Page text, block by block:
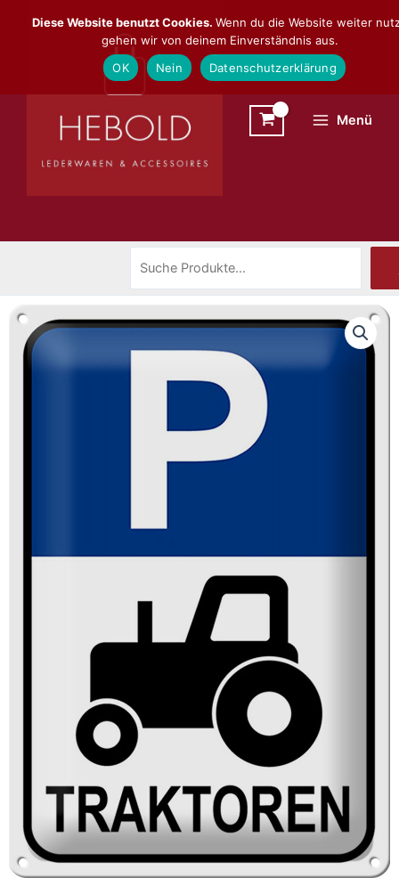
Inhalt
Menü
Diese Website benutzt Cookies. Wenn du die Website weiter
gehen wir von deinem Einverständnis aus.
OK
Nein Datenschutzerklärung